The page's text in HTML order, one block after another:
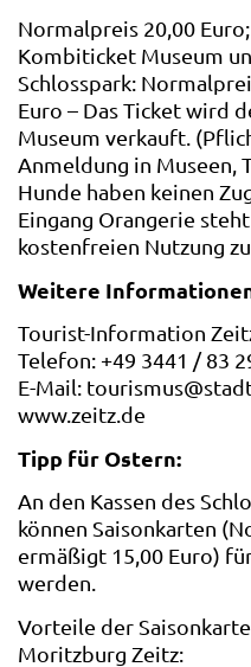
Normalpreis 20,00
Kombiticket Museum
Schlosspark:
Euro – Das Ticket wird
Museum verkauft.
Anmeldung in Museen,
Hunde haben keinen
Eingang Orangerie
kostenfreien Nutzung
Weitere
Tourist-Information
Telefon: +49 3441 / 83
E-Mail:
www.zeitz.de
Tipp für Ostern:
An den Kassen des
können Saisonkarten
ermäßigt 15,00 Euro)
werden.
Vorteile der
Moritzburg Zeitz: